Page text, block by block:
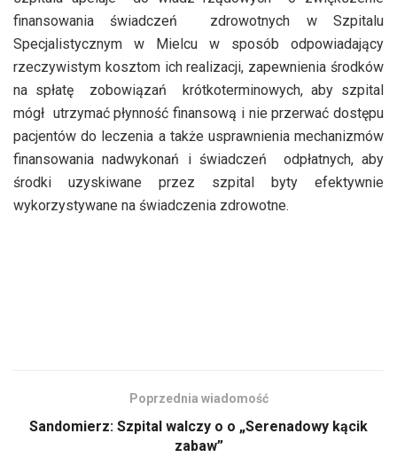
finansowania świadczeń zdrowotnych w Szpitalu
Specjalistycznym w Mielcu w sposób odpowiadający
rzeczywistym kosztom ich realizacji, zapewnienia środków
na spłatę zobowiązań krótkoterminowych, aby szpital
mógł utrzymać płynność finansową i nie przerwać dostępu
pacjentów do leczenia a także usprawnienia mechanizmów
finansowania nadwykonań i świadczeń odpłatnych, aby
środki uzyskiwane przez szpital byty efektywnie
wykorzystywane na świadczenia zdrowotne.
Poprzednia wiadomość
Sandomierz: Szpital walczy o o „Serenadowy kącik
zabaw”